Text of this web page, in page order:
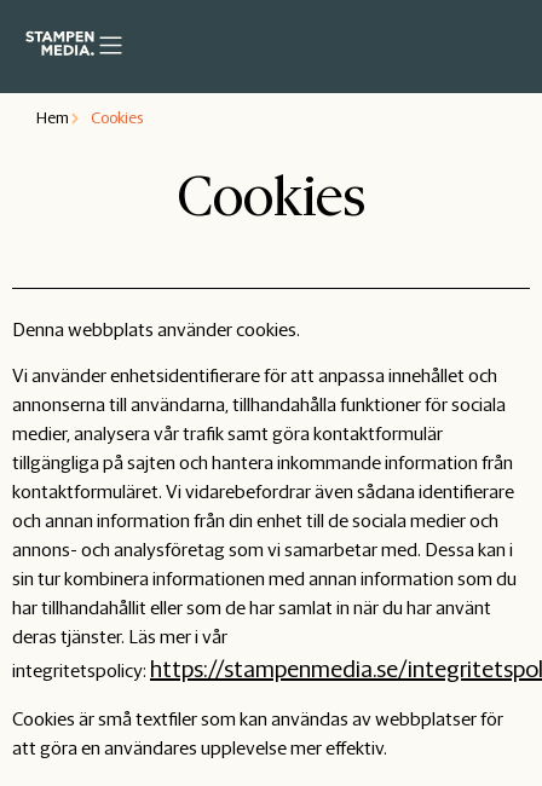
Hem Cookies
Cookies
Denna webbplats använder cookies.
Vi använder enhetsidentifierare för att anpassa innehållet och
annonserna till användarna, tillhandahålla funktioner för sociala
medier, analysera vår trafik samt göra kontaktformulär
tillgängliga på sajten och hantera inkommande information från
kontaktformuläret. Vi vidarebefordrar även sådana identifierare
och annan information från din enhet till de sociala medier och
annons- och analysföretag som vi samarbetar med. Dessa kan i
sin tur kombinera informationen med annan information som du
har tillhandahållit eller som de har samlat in när du har använt
deras tjänster. Läs mer i vår
integritetspolicy: https://stampenmedia.se/
Cookies är små textfiler som kan användas av webbplatser för
att göra en användares upplevelse mer effektiv.